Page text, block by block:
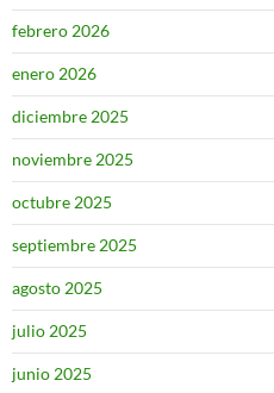
febrero 2026
enero 2026
diciembre 2025
noviembre 2025
octubre 2025
septiembre 2025
agosto 2025
julio 2025
junio 2025